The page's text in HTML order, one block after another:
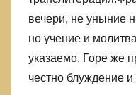
вечери, не уныние
но учение и
указаемо. Горе же
честно блуждение